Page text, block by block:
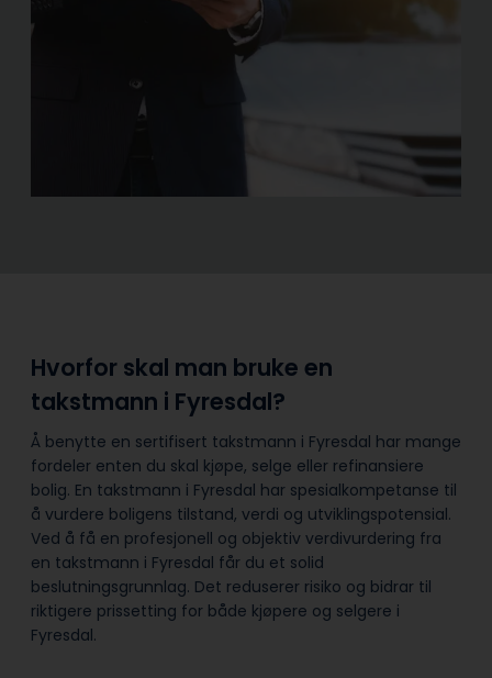
Hvorfor skal man bruke en
takstmann i Fyresdal?
Å benytte en sertifisert takstmann i Fyresdal har mange
fordeler enten du skal kjøpe, selge eller refinansiere
bolig. En takstmann i Fyresdal har spesialkompetanse til
å vurdere boligens tilstand, verdi og utviklingspotensial.
Ved å få en profesjonell og objektiv verdivurdering fra
en takstmann i Fyresdal får du et solid
beslutningsgrunnlag. Det reduserer risiko og bidrar til
riktigere prissetting for både kjøpere og selgere i
Fyresdal.